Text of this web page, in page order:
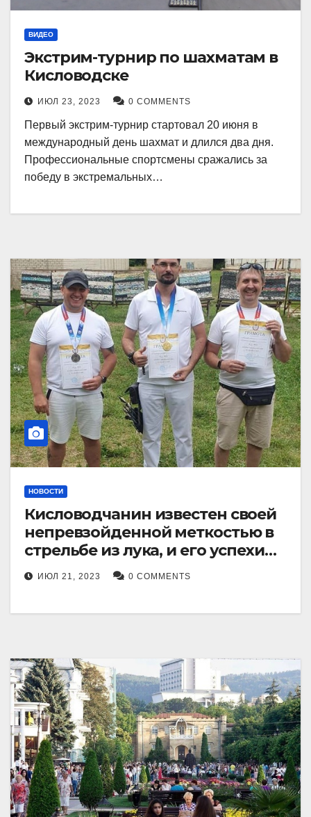
ВИДЕО
Экстрим-турнир по шахматам в
Кисловодске
ИЮЛ 23, 2023 0 COMMENTS
Первый экстрим-турнир стартовал 20 июня в
международный день шахмат и длился два дня.
Профессиональные спортсмены сражались за
победу в экстремальных…
НОВОСТИ
Кисловодчанин известен своей
непревзойденной меткостью в
стрельбе из лука, и его успехи
прославили его в
Ставропольском крае.
ИЮЛ 21, 2023 0 COMMENTS